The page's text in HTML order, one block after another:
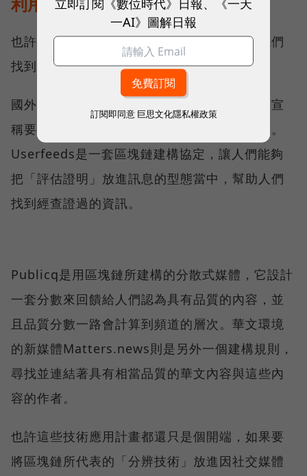
也許，我們可以讓區塊鏈這樣的科技，幫助我們
找到新方向。
國外報導指出，有好幾種區塊鏈的應用計畫，宣
稱要用「不可變更」的記錄功能來對抗假新聞。
Userfeeds是一套區塊鏈建構協定，讓人們能夠
把「評估證明」放進訊息的型態當中，幫助人們
找到經查證過的資訊。
Publicq是用區塊鏈所建構的分散式媒體，它設計
一套分數來回饋給人們認為具有品質的內容，並
且品質分數一路會計算到頻道的層次。華文環境
的新媒體Matters.news則是另外一個建構規則，
尋找並連結著具有相當品質的華文內容與這些內
容的作者。
也許這些技術應用計畫都還只是個開端，如果要
將區塊鏈所代表的「分辨技術」放進因社交媒體
一AI》圖解日報
訂閱即同意 巨思文化隱私權政策